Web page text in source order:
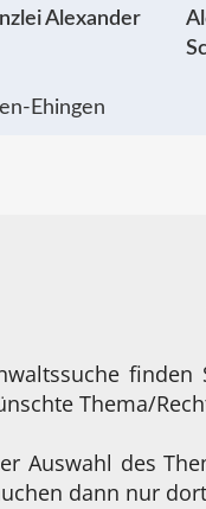
Alexander
Ehingen
Thema/
Auswahl des
dann nur